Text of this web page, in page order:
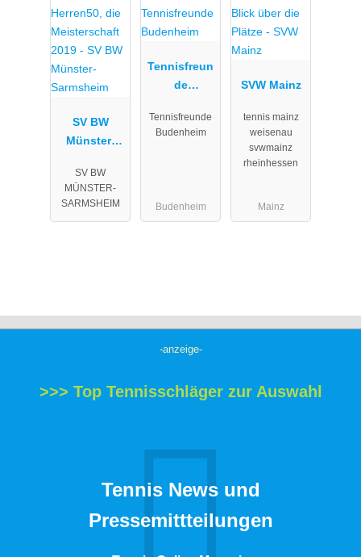
SV BW
Münster-
SV BW
MÜNSTER-
SARMSHEIM
Tennisfreun
de
Tennisfreunde
Budenheim
Budenheim
SVW Mainz
tennis mainz
weisenau
svwmainz
rheinhessen
Mainz
-anzeige-
>>> Top Tennisschläger zur Auswahl
Tennis News und
Pressemittteilungen